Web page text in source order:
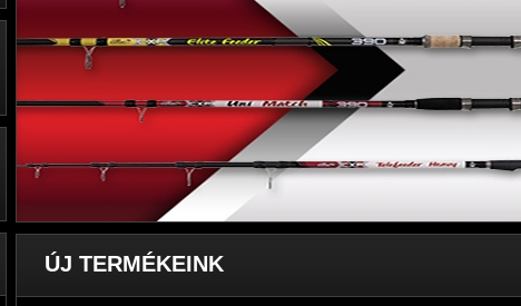
ÚJ TERMÉKEINK